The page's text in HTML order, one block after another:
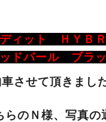
ィット
ＨＹＢ
ドパール ブラ
車させて頂きまし
らのＮ様、写真の